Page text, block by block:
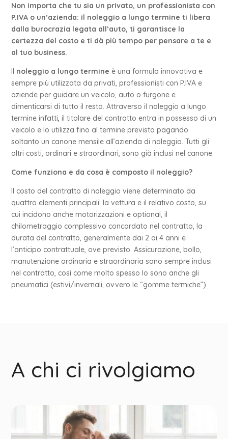
Non importa che tu sia un privato, un professionista con
P.IVA o un’azienda: il noleggio a lungo termine ti libera
dalla burocrazia legata all’auto, ti garantisce la
certezza del costo e ti dà più tempo per pensare a te e
al tuo business.
Il noleggio a lungo termine è una formula innovativa e
sempre più utilizzata da privati, professionisti con P.IVA e
aziende per guidare un veicolo, auto o furgone e
dimenticarsi di tutto il resto. Attraverso il noleggio a lungo
termine infatti, il titolare del contratto entra in possesso di un
veicolo e lo utilizza fino al termine previsto pagando
soltanto un canone mensile all’azienda di noleggio. Tutti gli
altri costi, ordinari e straordinari, sono già inclusi nel canone.
Come funziona e da cosa è composto il noleggio?
Il costo del contratto di noleggio viene determinato da
quattro elementi principali: la vettura e il relativo costo, su
cui incidono anche motorizzazioni e optional, il
chilometraggio complessivo concordato nel contratto, la
durata del contratto, generalmente dai 2 ai 4 anni e
l’anticipo contrattuale, ove previsto. Assicurazione, bollo,
manutenzione ordinaria e straordinaria sono sempre inclusi
nel contratto, così come molto spesso lo sono anche gli
pneumatici (estivi/invernali, ovvero le “gomme termiche”).
A chi ci rivolgiamo